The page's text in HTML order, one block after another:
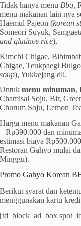
Tidak hanya menu Bbq,
menu makanan lain nya
Haemul Pajeon (korean
Someori Suyuk,
and glutinos rice),
Kimchi Chigae,
Chigae, Teukpaegi
soup), Yukkejang dll.
Untuk menu minuman,
Chamisal Soju, Bir,
Churum Soju, Lemon
Harga menu makanan
– Rp390.000 dan
estimasi biaya
Restoran Gahyo mulai
Minggu).
Promo Gahyo Korean
Berikut syarat dan
menggunakan kartu
[td_block_ad_box